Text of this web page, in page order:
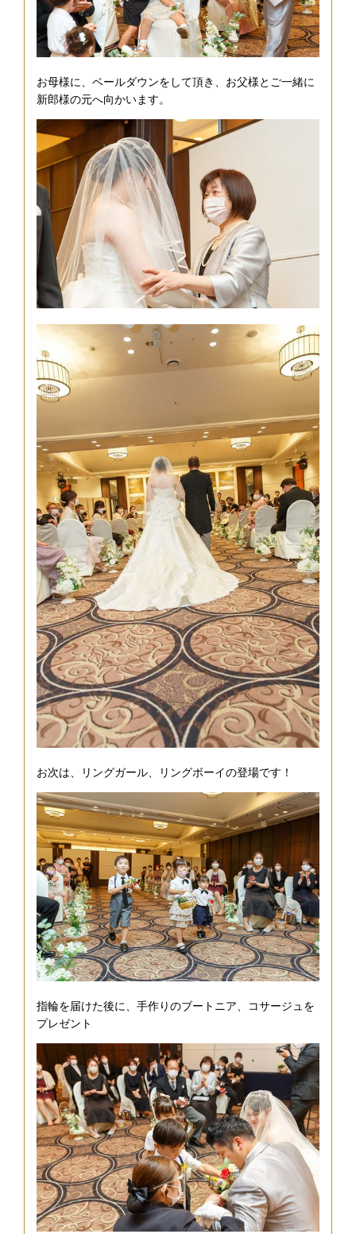
お母様に、ベールダウンをして頂き、お父様とご一緒に
新郎様の元へ向かいます。
お次は、リングガール、リングボーイの登場です！
指輪を届けた後に、手作りのブートニア、コサージュを
プレゼント